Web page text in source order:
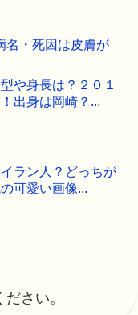
名・死因は皮膚が
や身長は？２０１
出身は岡崎？...
ラン人？どっちが
可愛い画像...
さい。